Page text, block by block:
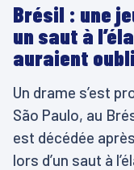
Brésil : une
un saut à
auraient
Un drame s’est
São Paulo, au
est décédée
lors d’un saut à